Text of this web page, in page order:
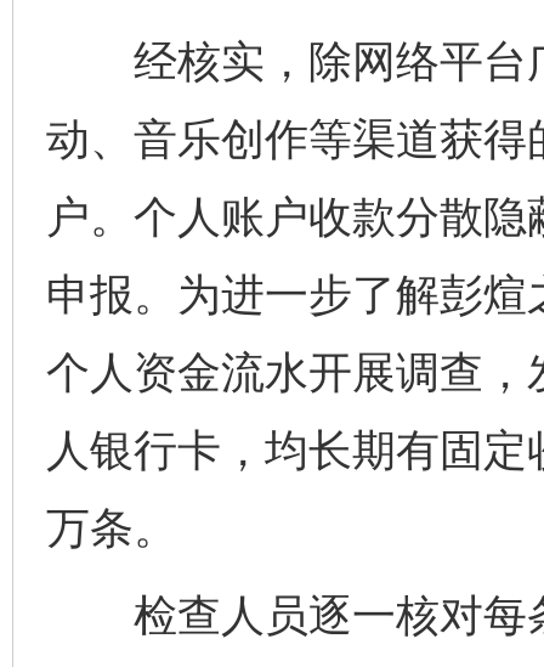
经核实，除网络平台
动、音乐创作等渠道获
户。个人账户收款分散
申报。为进一步了解彭
个人资金流水开展调查
人银行卡，均长期有固
万条。
检查人员逐一核对每